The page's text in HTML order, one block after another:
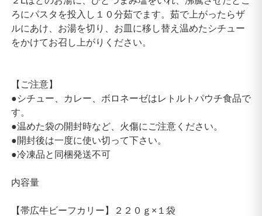
ろにパスタを投入し１０分茹でます。茹で上がったらザ
ルにあけ、お湯を切り、お皿に移し替え温めたシチュー
をかけてお召し上がりください。
【ご注意】
●シチュー、カレー、ボロネーゼはレトルトパウチ食品で
す。
●温めた袋の開封時など、火傷にご注意ください。
●開封後は一度に使い切って下さい。
●冷凍品と同梱発送不可
内容量
【帯広牛ビーフカリー】２２０ｇ×１袋